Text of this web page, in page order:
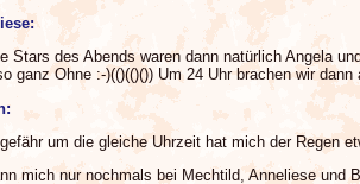
Stars des Abends waren dann natürlich Angela
ganz Ohne :-)(()(()()) Um 24 Uhr brachen wir
um die gleiche Uhrzeit hat mich der Regen
mich nur nochmals bei Mechtild, Anneliese und